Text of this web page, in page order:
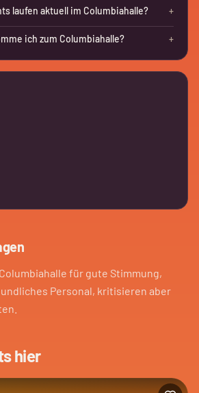
laufen aktuell im Columbiahalle? +
ich zum Columbiahalle? +
für gute Stimmung,
Personal, kritisieren aber
hier